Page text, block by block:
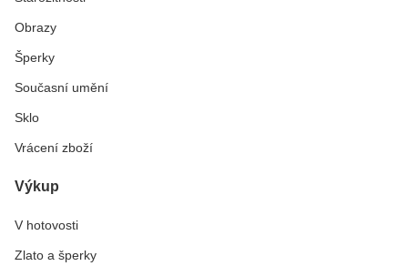
Obrazy
Šperky
Současní umění
Sklo
Vrácení zboží
Výkup
V hotovosti
Zlato a šperky